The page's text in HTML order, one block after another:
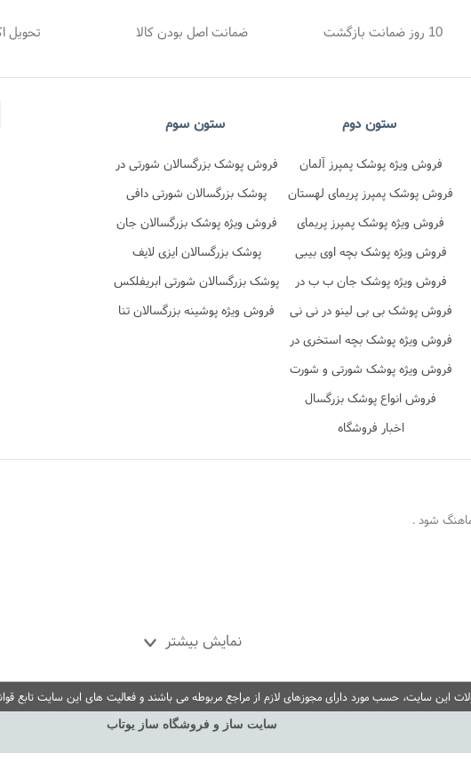
10 روز ضمانت بازگشت ضمانت اصل بودن کالا تحویل
ستون دوم
فروش ویژه پوشک پمپرز آلمان
اصل در نی نی تن
فروش پوشک پمپرز پریمای لهستان
در نی نی تن
فروش ویژه پوشک پمپرز پریمای
ترک در نی نی تن
فروش ویژه پوشک بچه اوی بیبی
فروش ویژه پوشک جان ب ب در
نی نی تن
فروش پوشک بی بی لینو در نی نی
تن
فروش ویژه پوشک بچه استخری در
نی نی تن
فروش ویژه پوشک شورتی و شورت
آموزشی در نی نی تن
فروش انواع پوشک بزرگسال
اخبار فروشگاه
ستون سوم
فروش پوشک بزرگسالان شورتی در
فروشگاه نی نی تن
پوشک بزرگسالان شورتی دافی
فروش ویژه پوشک بزرگسالان جان
پد شورتی
پوشک بزرگسالان ایزی لایف
پوشک بزرگسالان شورتی ابریفلکس
فروش ویژه پوشینه بزرگسالان تنا
نمایش بیشتر
این سایت، حسب مورد دارای مجوزهای لازم از مراجع مربوطه می باشند و فعالیت های این سایت تابع
سایت ساز و فروشگاه ساز یوتاب